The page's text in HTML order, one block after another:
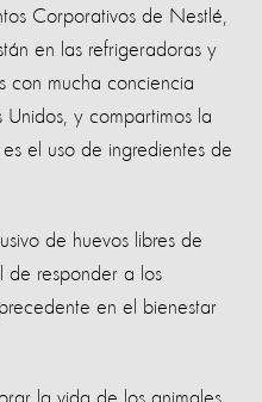
Corporativos de Nestlé,
en las refrigeradoras y
con mucha conciencia
y compartimos la
el uso de ingredientes de
de huevos libres de
de responder a los
en el bienestar